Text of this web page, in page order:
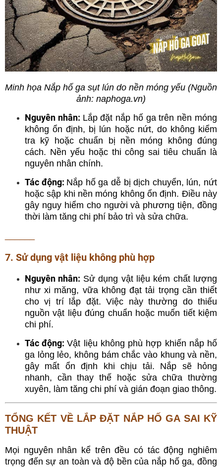
Minh họa Nắp hố ga sụt lún do nền móng yếu (Nguồn
ảnh: naphoga.vn)
Nguyên nhân: Lắp đặt nắp hố ga trên nền móng
không ổn định, bị lún hoặc nứt, do không kiểm
tra kỹ hoặc chuẩn bị nền móng không đúng
cách. Nền yếu hoặc thi công sai tiêu chuẩn là
nguyên nhân chính.
Tác động: Nắp hố ga dễ bị dịch chuyển, lún, nứt
hoặc sập khi nền móng không ổn định. Điều này
gây nguy hiểm cho người và phương tiện, đồng
thời làm tăng chi phí bảo trì và sửa chữa.
7. Sử dụng vật liệu không phù hợp
Nguyên nhân: Sử dụng vật liệu kém chất lượng
như xi măng, vữa không đạt tải trọng cần thiết
cho vị trí lắp đặt. Việc này thường do thiếu
nguồn vật liệu đúng chuẩn hoặc muốn tiết kiệm
chi phí.
Tác động:Vật liệu không phù hợp khiến nắp hố
ga lỏng lẻo, không bám chắc vào khung và nền,
gây mất ổn định khi chịu tải. Nắp sẽ hỏng
nhanh, cần thay thế hoặc sửa chữa thường
xuyên, làm tăng chi phí và gián đoạn giao thông.
TỔNG KẾT VỀ LẮP ĐẶT NẮP HỐ GA SAI KỸ
THUẬT
Mọi nguyên nhân kể trên đều có tác động nghiêm
trọng đến sự an toàn và độ bền của nắp hố ga, đồng